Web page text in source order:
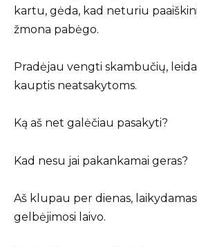
kartu, gėda, kad neturiu
žmona pabėgo.
Pradėjau vengti skambučių,
kauptis neatsakytoms.
Ką aš net galėčiau pasakyti?
Kad nesu jai pakankamai geras?
Aš klupau per dienas,
gelbėjimosi laivo.